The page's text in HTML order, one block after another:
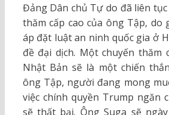
Đảng Dân chủ Tự do đã liên
thăm cấp cao của ông Tập, do
áp đặt luật an ninh quốc gia ở
đề đại dịch. Một chuyến thăm
Nhật Bản sẽ là một chiến
ông Tập, người đang mong
việc chính quyền Trump ngăn
sẽ thất bại. Ông Suga sẽ